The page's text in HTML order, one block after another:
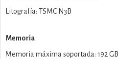
Litografía: TSMC N3B
Memoria
Memoria máxima soportada: 192 GB